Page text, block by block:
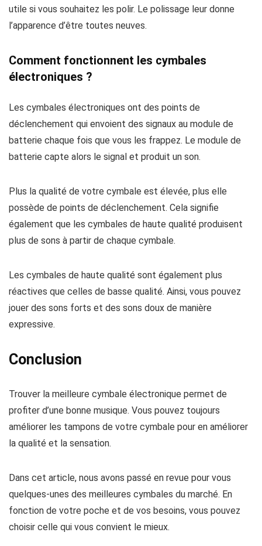
utile si vous souhaitez les polir. Le polissage leur donne
l’apparence d’être toutes neuves.
Comment fonctionnent les cymbales
électroniques ?
Les cymbales électroniques ont des points de
déclenchement qui envoient des signaux au module de
batterie chaque fois que vous les frappez. Le module de
batterie capte alors le signal et produit un son.
Plus la qualité de votre cymbale est élevée, plus elle
possède de points de déclenchement. Cela signifie
également que les cymbales de haute qualité produisent
plus de sons à partir de chaque cymbale.
Les cymbales de haute qualité sont également plus
réactives que celles de basse qualité. Ainsi, vous pouvez
jouer des sons forts et des sons doux de manière
expressive.
Conclusion
Trouver la meilleure cymbale électronique permet de
profiter d’une bonne musique. Vous pouvez toujours
améliorer les tampons de votre cymbale pour en améliorer
la qualité et la sensation.
Dans cet article, nous avons passé en revue pour vous
quelques-unes des meilleures cymbales du marché. En
fonction de votre poche et de vos besoins, vous pouvez
choisir celle qui vous convient le mieux.